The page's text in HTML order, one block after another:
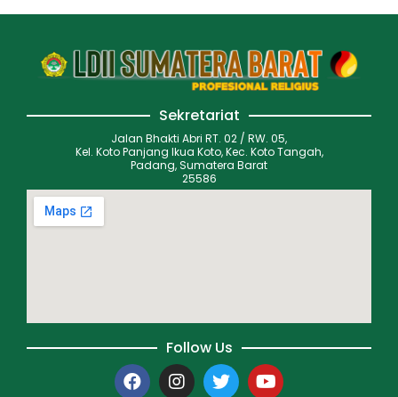
Sekretariat
Jalan Bhakti Abri RT. 02 / RW. 05,
Kel. Koto Panjang Ikua Koto, Kec. Koto Tangah,
Padang, Sumatera Barat
25586
Follow Us